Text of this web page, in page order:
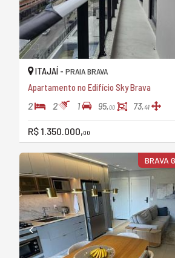
ITAJAÍ - PRAIA BRAVA
Apartamento no Edifício Sky Brava
2 2 1 95,00 73,41
R$ 1.350.000,00
BRAVA